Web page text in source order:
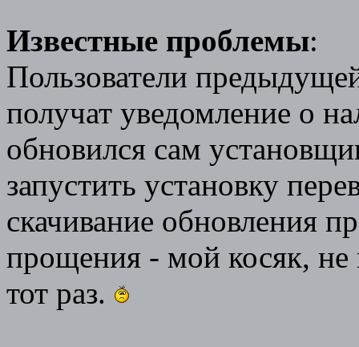
Известные проблемы:
Пользователи
получат уведомление о
обновился сам
запустить установку
скачивание обновления
прощения - мой косяк, не
тот раз.